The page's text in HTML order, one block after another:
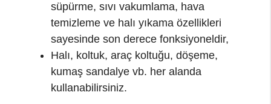
süpürme, sıvı vakumlama, hava
temizleme ve halı yıkama özellikleri
sayesinde son derece fonksiyoneldir,
Halı, koltuk, araç koltuğu, döşeme,
kumaş sandalye vb. her alanda
kullanabilirsiniz.